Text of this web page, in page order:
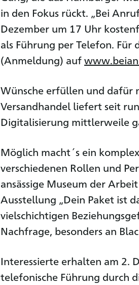
in den Fokus rückt. „Bei
Dezember um 17 Uhr
als Führung per Telefon. Für
(Anmeldung) auf
Wünsche erfüllen und dafür
Versandhandel liefert seit
Digitalisierung mittlerweile
Möglich macht´s ein
verschiedenen Rollen und
ansässige Museum der
Ausstellung „Dein Paket ist
vielschichtigen
Nachfrage, besonders an
Interessierte erhalten am 2.
telefonische Führung durch